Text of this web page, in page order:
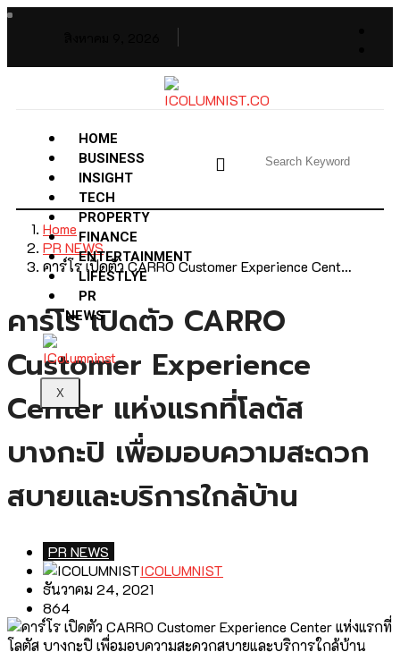
HOME
BUSINESS
INSIGHT
TECH
PROPERTY
FINANCE
ENTERTAINMENT
LIFESTLYE
PR
NEWS
X
Home
PR NEWS
คาร์โร เปิดตัว CARRO Customer Experience Cent…
คาร์โร เปิดตัว CARRO
Customer Experience
Center แห่งแรกที่โลตัส
บางกะปิ เพื่อมอบความสะดวก
สบายและบริการใกล้บ้าน
PR NEWS
ICOLUMNIST
ธันวาคม 24, 2021
864